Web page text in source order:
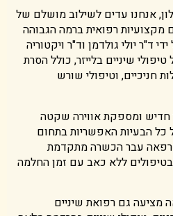
אנחנו עדים לשילוב מושלם של
מקצועיות רפואית ברמה הגבוהה
ד"ר יולי גולדמן וד"ר ויקטוריה
שיניים בלייזר, כולל הסרת
חניכיים, וטיפולי שורש
חדיש ומספקת אווירה שקטה
כל הבעיות האפשריות בתחום
עבר הכשרה מתקדמת
בטיפולים ללא כאב עם זמן החלמה
מציעה גם רפואת שיניים